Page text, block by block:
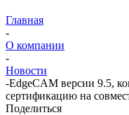
Главная
-
О компании
-
Новости
-EdgeCAM версии 9.5,
сертификацию на
Поделиться